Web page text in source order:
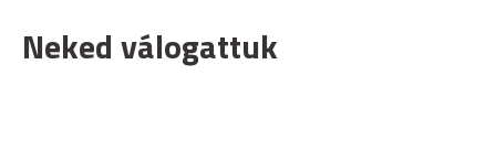
Neked válogattuk